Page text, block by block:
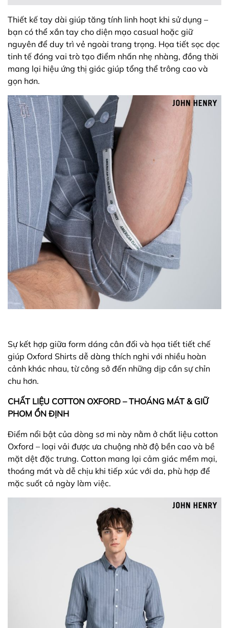
Thiết kế tay dài giúp tăng tính linh hoạt khi sử dụng –
bạn có thể xắn tay cho diện mạo casual hoặc giữ
nguyên để duy trì vẻ ngoài trang trọng. Họa tiết sọc dọc
tinh tế đóng vai trò tạo điểm nhấn nhẹ nhàng, đồng thời
mang lại hiệu ứng thị giác giúp tổng thể trông cao và
gọn hơn.
Sự kết hợp giữa form dáng cân đối và họa tiết tiết chế
giúp Oxford Shirts dễ dàng thích nghi với nhiều hoàn
cảnh khác nhau, từ công sở đến những dịp cần sự chỉn
chu hơn.
CHẤT LIỆU COTTON OXFORD – THOÁNG MÁT & GIỮ
PHOM ỔN ĐỊNH
Điểm nổi bật của dòng sơ mi này nằm ở chất liệu cotton
Oxford – loại vải được ưa chuộng nhờ độ bền cao và bề
mặt dệt đặc trưng. Cotton mang lại cảm giác mềm mại,
thoáng mát và dễ chịu khi tiếp xúc với da, phù hợp để
mặc suốt cả ngày làm việc.